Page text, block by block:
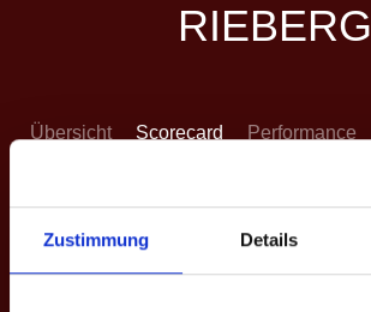
Zustimmung Details
RIEBERG
Übersicht Scorecard Performance
SCORES
EINZEL-MATCHES